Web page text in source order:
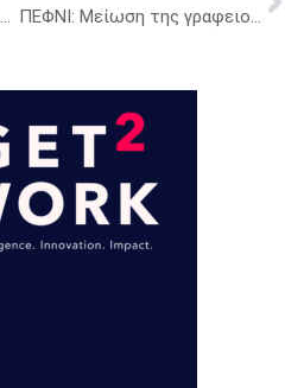
Σ. Παναγούτσος: Τι θα περιλαμβάνει ο δωρεάν προληπτικός έλεγχος νεφρικής λειτουργίας ΠΕΦΝΙ: Μείωση της γραφειοκρατίας στην καταστροφή φαρμάκων